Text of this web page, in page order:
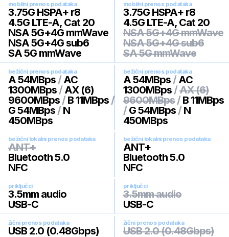
mobilni prenos podataka
3.75G HSPA+ r8
4.5G LTE-A, Cat 20
NSA 5G+4G mmWave
NSA 5G+4G sub6
SA 5G mmWave
mobilni prenos podataka
3.75G HSPA+ r8
4.5G LTE-A, Cat 20
NSA 5G+4G mmWave
NSA 5G+4G sub6
SA 5G mmWave
bežični prenos podataka
A 54MBps / AC
1300MBps / AX (6)
9600MBps / B 11MBps /
G 54MBps / N
450MBps
bežični prenos podataka
A 54MBps / AC
1300MBps /AX (6)
9600MBps / B 11MBps
/ G 54MBps / N
450MBps
bežični lokalni prenos podataka
ANT+
Bluetooth 5.0
NFC
bežični lokalni prenos podataka
ANT+
Bluetooth 5.0
NFC
priključci
3.5mm audio
USB-C
priključci
3.5mm audio
USB-C
žični prenos podataka
USB 2.0 (0.48Gbps)
žični prenos podataka
USB 2.0 (0.48Gbps)